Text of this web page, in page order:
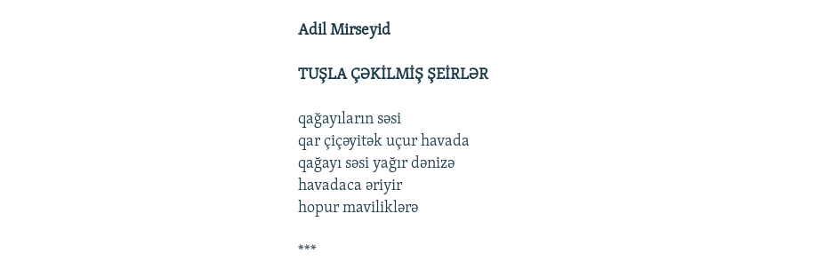
Adil Mirseyid
TUŞLA ÇƏKİLMİŞ ŞEİRLƏR
qağayıların səsi
qar çiçəyitək uçur havada
qağayı səsi yağır dənizə
havadaca əriyir
hopur maviliklərə
***